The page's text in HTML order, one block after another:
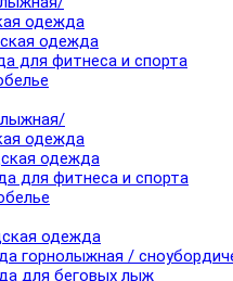
одежда
одежда
для фитнеса и спорта
одежда
одежда
для фитнеса и спорта
одежда
горнолыжная /
для беговых лыж